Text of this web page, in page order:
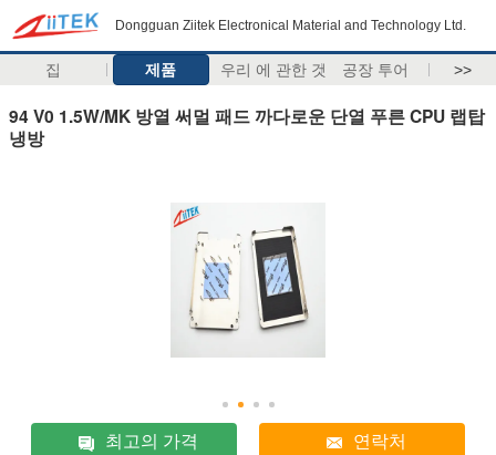
Dongguan Ziitek Electronical Material and Technology Ltd.
집 제품 우리 에 관한 것 공장 투어 >>
94 V0 1.5W/MK 방열 써멀 패드 까다로운 단열 푸른 CPU 랩탑
냉방
최고의 가격 연락처